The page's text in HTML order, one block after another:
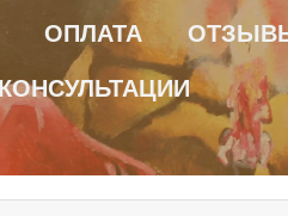
ОПЛАТА